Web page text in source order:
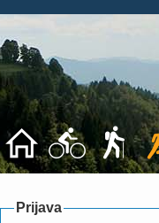
Prijava